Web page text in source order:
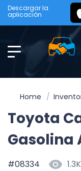
Descargar la
aplicación
Home
Toyota
#08334 1.3K